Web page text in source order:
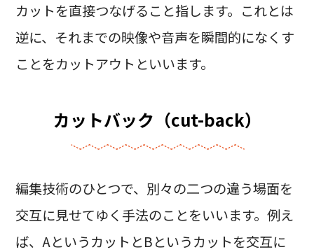
カットを直接つなげること指します。これとは
逆に、それまでの映像や音声を瞬間的になくす
ことをカットアウトといいます。
カットバック（cut-back）
編集技術のひとつで、別々の二つの違う場面を
交互に見せてゆく手法のことをいいます。例え
ば、AというカットとBというカットを交互に